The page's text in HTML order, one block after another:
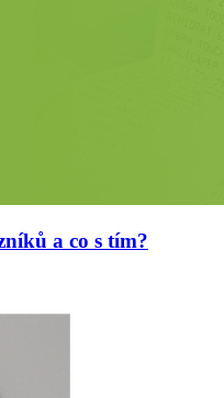
a co s tím?